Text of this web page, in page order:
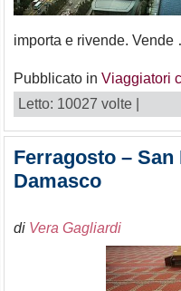
importa e rivende.
Pubblicato in Viaggiatori
Letto: 10027 volte |
Ferragosto –
Damasco
di Vera Gagliardi